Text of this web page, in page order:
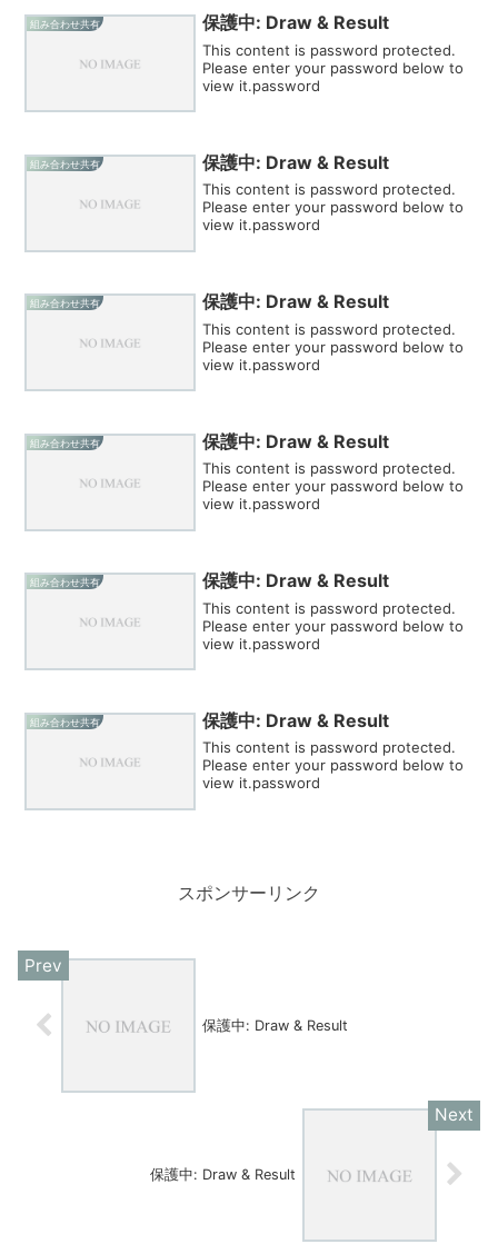
組み合わせ共有 保護中: Draw & Result
This content is password protected.
Please enter your password below to
view it.password
組み合わせ共有 保護中: Draw & Result
This content is password protected.
Please enter your password below to
view it.password
組み合わせ共有 保護中: Draw & Result
This content is password protected.
Please enter your password below to
view it.password
組み合わせ共有 保護中: Draw & Result
This content is password protected.
Please enter your password below to
view it.password
組み合わせ共有 保護中: Draw & Result
This content is password protected.
Please enter your password below to
view it.password
組み合わせ共有 保護中: Draw & Result
This content is password protected.
Please enter your password below to
view it.password
スポンサーリンク
保護中: Draw & Result
保護中: Draw & Result